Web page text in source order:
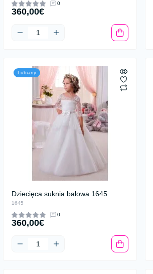
0
360,00€
Lubiany
Dziecięca suknia balowa 1645
1645
0
360,00€